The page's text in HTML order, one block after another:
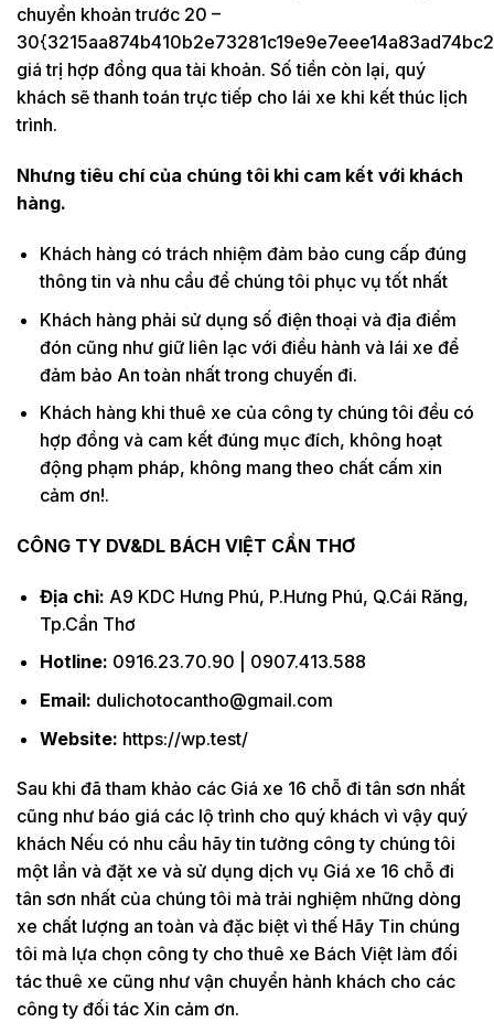
chuyển khoản trước 20 –
giá trị hợp đồng qua tài khoản. Số tiền còn lại, quý
khách sẽ thanh toán trực tiếp cho lái xe khi kết thúc lịch
trình.
Nhưng tiêu chí của chúng tôi khi cam kết với khách
hàng.
Khách hàng có trách nhiệm đảm bảo cung cấp đúng
thông tin và nhu cầu để chúng tôi phục vụ tốt nhất
Khách hàng phải sử dụng số điện thoại và địa điểm
đón cũng như giữ liên lạc với điều hành và lái xe để
đảm bảo An toàn nhất trong chuyến đi.
Khách hàng khi thuê xe của công ty chúng tôi đều có
hợp đồng và cam kết đúng mục đích, không hoạt
động phạm pháp, không mang theo chất cấm xin
cảm ơn!.
CÔNG TY DV&DL BÁCH VIỆT CẦN THƠ
Địa chỉ: A9 KDC Hưng Phú, P.Hưng Phú, Q.Cái Răng,
Tp.Cần Thơ
Hotline: 0916.23.70.90 | 0907.413.588
Email: dulichotocantho@gmail.com
Website: https://wp.test/
Sau khi đã tham khảo các Giá xe 16 chỗ đi tân sơn nhất
cũng như báo giá các lộ trình cho quý khách vì vậy quý
khách Nếu có nhu cầu hãy tin tưởng công ty chúng tôi
một lần và đặt xe và sử dụng dịch vụ Giá xe 16 chỗ đi
tân sơn nhất của chúng tôi mà trải nghiệm những dòng
xe chất lượng an toàn và đặc biệt vì thế Hãy Tin chúng
tôi mà lựa chọn công ty cho thuê xe Bách Việt làm đối
tác thuê xe cũng như vận chuyển hành khách cho các
công ty đối tác Xin cảm ơn.